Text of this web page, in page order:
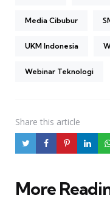
Media Cibubur
UKM Indonesia
Webinar Teknologi
Share this article
More
Post